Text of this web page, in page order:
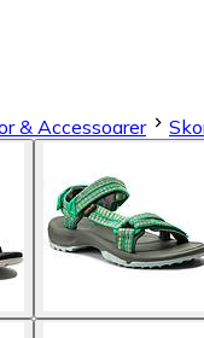
& Accessoarer